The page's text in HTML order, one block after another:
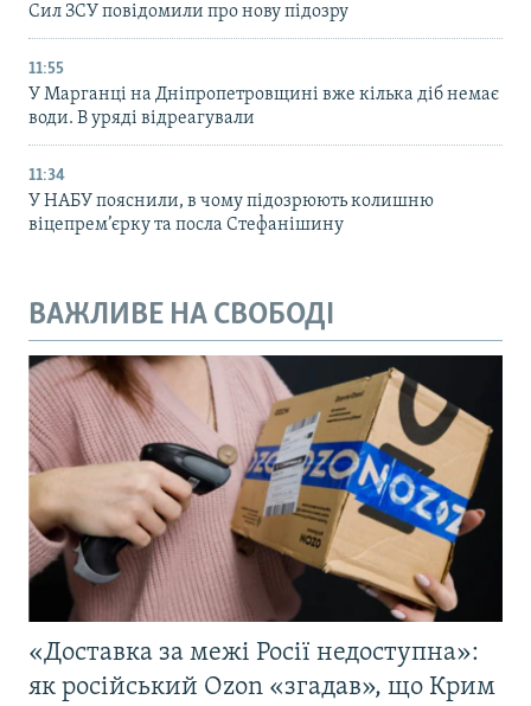
Сил ЗСУ повідомили про нову підозру
11:55
У Марганці на Дніпропетровщині вже кілька діб немає
води. В уряді відреагували
11:34
У НАБУ пояснили, в чому підозрюють колишню
віцепрем’єрку та посла Стефанішину
ВАЖЛИВЕ НА СВОБОДІ
«Доставка за межі Росії недоступна»:
як російський Ozon «згадав», що Крим